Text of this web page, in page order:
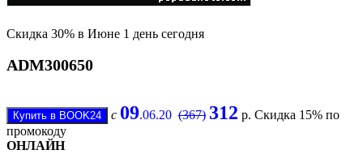
Скидка 30% в Июне 1 день сегодня
ADM300650
c 09.06.20 (367) 312 р. Скидка 15% по
промокоду
ОНЛАЙН